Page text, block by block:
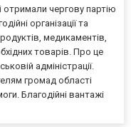
отримали чергову партію
організації та
медикаментів,
товарів. Про це
адміністрації.
громад області
Благодійні вантажі